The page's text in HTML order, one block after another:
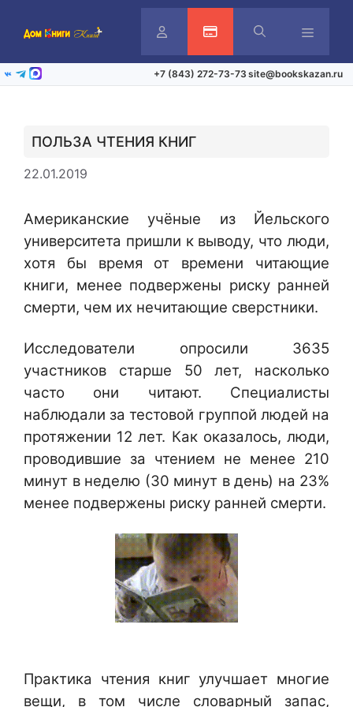
ЛичныйАктивация карты
ВКонтакте
Telegram
Max +7 (843) 272-73-73 site@bookskazan.ru
ПОЛЬЗА ЧТЕНИЯ КНИГ
22.01.2019
Американские учёные из Йельского
университета пришли к выводу, что люди,
хотя бы время от времени читающие
книги, менее подвержены риску ранней
смерти, чем их нечитающие сверстники.
Исследователи опросили 3635
участников старше 50 лет, насколько
часто они читают. Специалисты
наблюдали за тестовой группой людей на
протяжении 12 лет. Как оказалось, люди,
проводившие за чтением не менее 210
минут в неделю (30 минут в день) на 23%
менее подвержены риску ранней смерти.
Практика чтения книг улучшает многие
вещи, в том числе словарный запас,